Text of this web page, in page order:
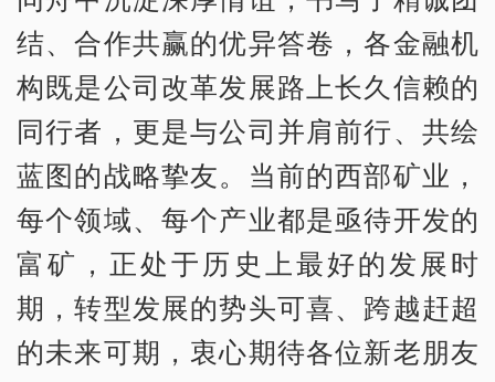
结、合作共赢的优异答卷，各金融机
构既是公司改革发展路上长久信赖的
同行者，更是与公司并肩前行、共绘
蓝图的战略挚友。当前的西部矿业，
每个领域、每个产业都是亟待开发的
富矿，正处于历史上最好的发展时
期，转型发展的势头可喜、跨越赶超
的未来可期，衷心期待各位新老朋友